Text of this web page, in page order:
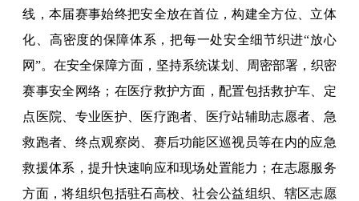
线，本届赛事始终把安全放在首位，构建全方位、立体
化、高密度的保障体系，把每一处安全细节织进“放心
网”。在安全保障方面，坚持系统谋划、周密部署，织密
赛事安全网络；在医疗救护方面，配置包括救护车、定
点医院、专业医护、医疗跑者、医疗站辅助志愿者、急
救跑者、终点观察岗、赛后功能区巡视员等在内的应急
救援体系，提升快速响应和现场处置能力；在志愿服务
方面，将组织包括驻石高校、社会公益组织、辖区志愿